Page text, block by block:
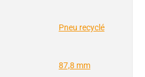
Pneu recyclé
87,8 mm